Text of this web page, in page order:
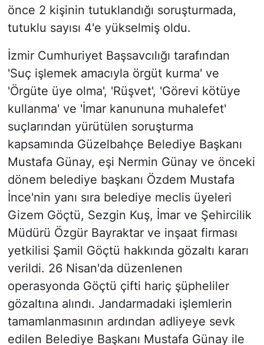
önce 2 kişinin tutuklandığı soruşturmada,
tutuklu sayısı 4'e yükselmiş oldu.
İzmir Cumhuriyet Başsavcılığı tarafından
'Suç işlemek amacıyla örgüt kurma' ve
'Örgüte üye olma', 'Rüşvet', 'Görevi kötüye
kullanma' ve 'İmar kanununa muhalefet'
suçlarından yürütülen soruşturma
kapsamında Güzelbahçe Belediye Başkanı
Mustafa Günay, eşi Nermin Günay ve önceki
dönem belediye başkanı Özdem Mustafa
İnce'nin yanı sıra belediye meclis üyeleri
Gizem Göçtü, Sezgin Kuş, İmar ve Şehircilik
Müdürü Özgür Bayraktar ve inşaat firması
yetkilisi Şamil Göçtü hakkında gözaltı kararı
verildi. 26 Nisan'da düzenlenen
operasyonda Göçtü çifti hariç şüpheliler
gözaltına alındı. Jandarmadaki işlemlerin
tamamlanmasının ardından adliyeye sevk
edilen Belediye Başkanı Mustafa Günay ile